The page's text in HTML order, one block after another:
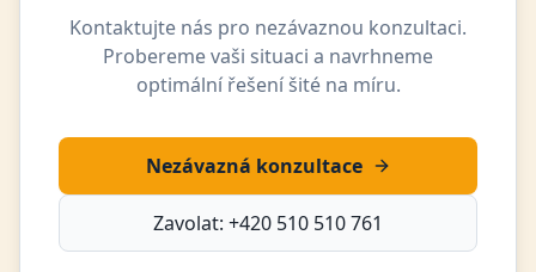
Kontaktujte nás pro nezávaznou konzultaci.
Probereme vaši situaci a navrhneme
optimální řešení šité na míru.
Nezávazná konzultace
Zavolat: +420 510 510 761